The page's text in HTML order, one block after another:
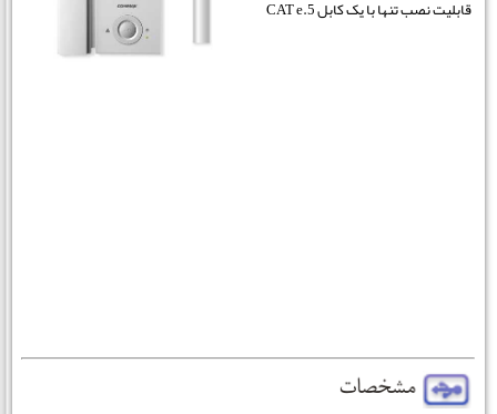
قابلیت نصب تنها با یک کابل CAT e.5